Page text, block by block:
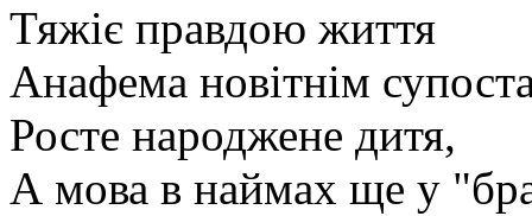
Тяжіє правдою життя
Анафема новітнім
Росте народжене дитя,
А мова в наймах ще у